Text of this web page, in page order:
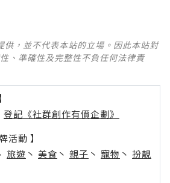
供，並不代表本站的立場。因此本站對
、準確性及完整性不負任何法律責
登記《社群創作有價企劃》
活動 】
旅遊 丶 美食 丶 親子 丶 寵物 丶 扮靚